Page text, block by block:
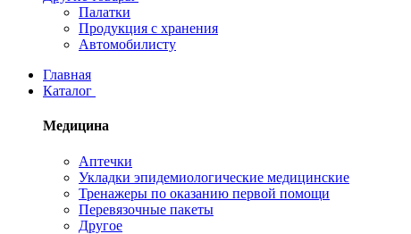
Палатки
Продукция с хранения
Автомобилисту
Главная
Каталог
Медицина
Аптечки
Укладки эпидемиологические медицинские
Тренажеры по оказанию первой помощи
Перевязочные пакеты
Другое